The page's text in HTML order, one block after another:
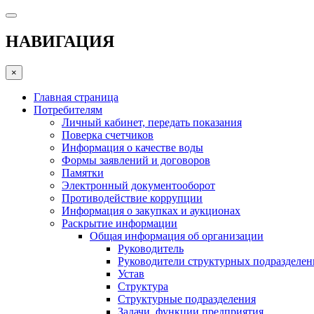
НАВИГАЦИЯ
×
Главная страница
Потребителям
Личный кабинет, передать показания
Поверка счетчиков
Информация о качестве воды
Формы заявлений и договоров
Памятки
Электронный документооборот
Противодействие коррупции
Информация о закупках и аукционах
Раскрытие информации
Общая информация об организации
Руководитель
Руководители структурных
Устав
Структура
Структурные подразделения
Задачи, функции предприятия